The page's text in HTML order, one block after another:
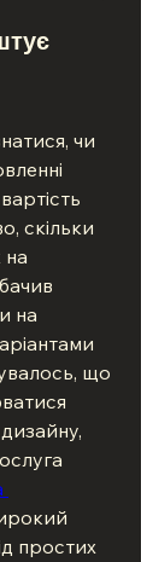
чи
скільки
на
на
що
простих